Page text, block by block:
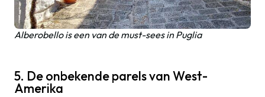
Alberobello is een van de must-sees in Puglia
5. De onbekende parels van West-
Amerika